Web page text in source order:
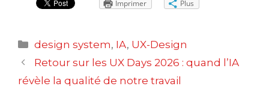
Imprimer Plus
Catégories
design system, IA, UX-Design
Navigation
des
Retour sur les UX Days 2026 : quand l’IA
révèle la qualité de notre travail